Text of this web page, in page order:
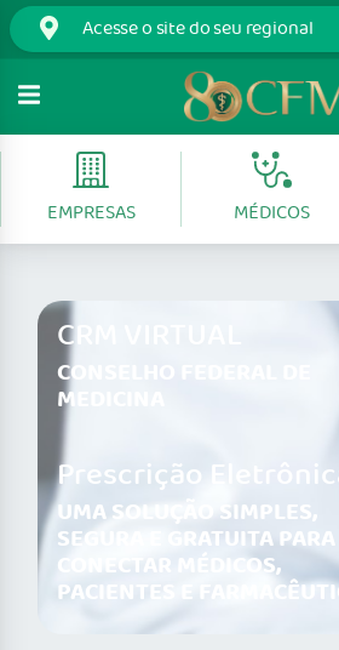
EMPRESAS MÉDICOS
CRM VIRTUAL
CONSELHO FEDERAL DE
MEDICINA
Prescrição
UMA SOLUÇÃO SIMPLES,
SEGURA E GRATUITA PARA
CONECTAR MÉDICOS,
PACIENTES E